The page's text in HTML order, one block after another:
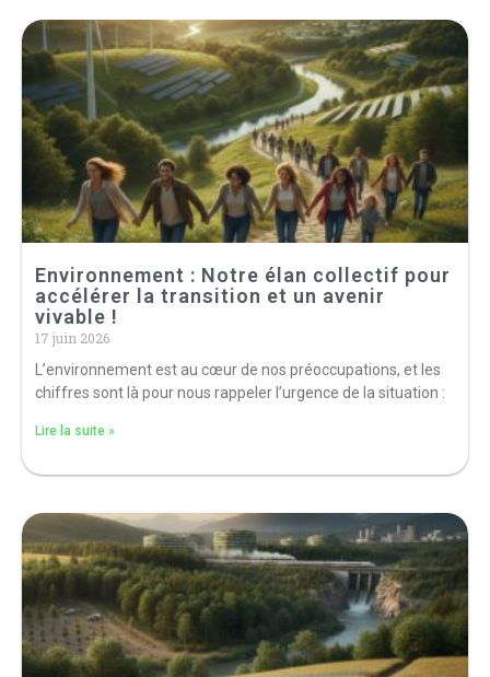
Environnement : Notre élan collectif pour
accélérer la transition et un avenir
vivable !
17 juin 2026
L’environnement est au cœur de nos préoccupations, et les
chiffres sont là pour nous rappeler l’urgence de la situation :
Lire la suite »